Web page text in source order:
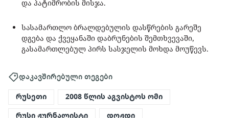
და პატიმრობის მისჯა.
სასამართლო ბრალდებულის დასწრების გარეშე
დგება და ქვეყანაში დაბრუნების შემთხვევაში,
გასამართლებულ პირს სასჯელის მოხდა მოუწევს.
დაკავშირებული თეგები
რუსეთი 2008 წლის აგვისტოს ომი
რუსი ჟურნალისტი დოჟდი